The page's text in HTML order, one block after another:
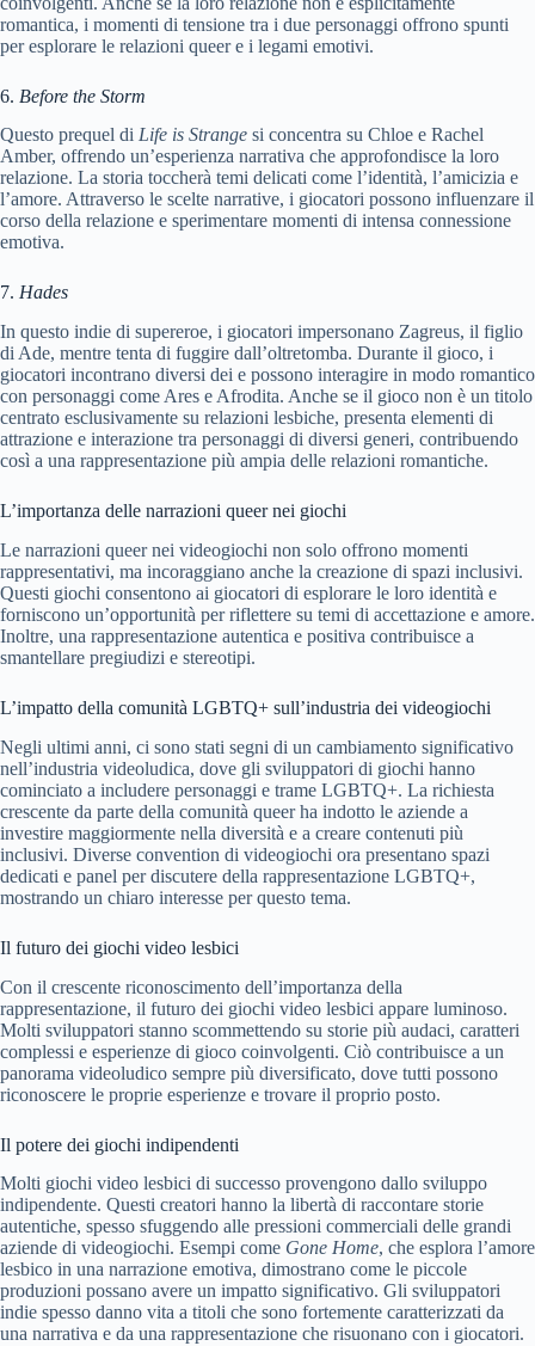
romantica, i momenti di tensione tra i due personaggi offrono spunti
per esplorare le relazioni queer e i legami emotivi.
6. Before the Storm
Questo prequel di Life is Strange si concentra su Chloe e Rachel
Amber, offrendo un’esperienza narrativa che approfondisce la loro
relazione. La storia toccherà temi delicati come l’identità, l’amicizia e
l’amore. Attraverso le scelte narrative, i giocatori possono influenzare il
corso della relazione e sperimentare momenti di intensa connessione
emotiva.
7. Hades
In questo indie di supereroe, i giocatori impersonano Zagreus, il figlio
di Ade, mentre tenta di fuggire dall’oltretomba. Durante il gioco, i
giocatori incontrano diversi dei e possono interagire in modo romantico
con personaggi come Ares e Afrodita. Anche se il gioco non è un titolo
centrato esclusivamente su relazioni lesbiche, presenta elementi di
attrazione e interazione tra personaggi di diversi generi, contribuendo
così a una rappresentazione più ampia delle relazioni romantiche.
L’importanza delle narrazioni queer nei giochi
Le narrazioni queer nei videogiochi non solo offrono momenti
rappresentativi, ma incoraggiano anche la creazione di spazi inclusivi.
Questi giochi consentono ai giocatori di esplorare le loro identità e
forniscono un’opportunità per riflettere su temi di accettazione e amore.
Inoltre, una rappresentazione autentica e positiva contribuisce a
smantellare pregiudizi e stereotipi.
L’impatto della comunità LGBTQ+ sull’industria dei videogiochi
Negli ultimi anni, ci sono stati segni di un cambiamento significativo
nell’industria videoludica, dove gli sviluppatori di giochi hanno
cominciato a includere personaggi e trame LGBTQ+. La richiesta
crescente da parte della comunità queer ha indotto le aziende a
investire maggiormente nella diversità e a creare contenuti più
inclusivi. Diverse convention di videogiochi ora presentano spazi
dedicati e panel per discutere della rappresentazione LGBTQ+,
mostrando un chiaro interesse per questo tema.
Il futuro dei giochi video lesbici
Con il crescente riconoscimento dell’importanza della
rappresentazione, il futuro dei giochi video lesbici appare luminoso.
Molti sviluppatori stanno scommettendo su storie più audaci, caratteri
complessi e esperienze di gioco coinvolgenti. Ciò contribuisce a un
panorama videoludico sempre più diversificato, dove tutti possono
riconoscere le proprie esperienze e trovare il proprio posto.
Il potere dei giochi indipendenti
Molti giochi video lesbici di successo provengono dallo sviluppo
indipendente. Questi creatori hanno la libertà di raccontare storie
autentiche, spesso sfuggendo alle pressioni commerciali delle grandi
aziende di videogiochi. Esempi come Gone Home, che esplora l’amore
lesbico in una narrazione emotiva, dimostrano come le piccole
produzioni possano avere un impatto significativo. Gli sviluppatori
indie spesso danno vita a titoli che sono fortemente caratterizzati da
una narrativa e da una rappresentazione che risuonano con i giocatori.